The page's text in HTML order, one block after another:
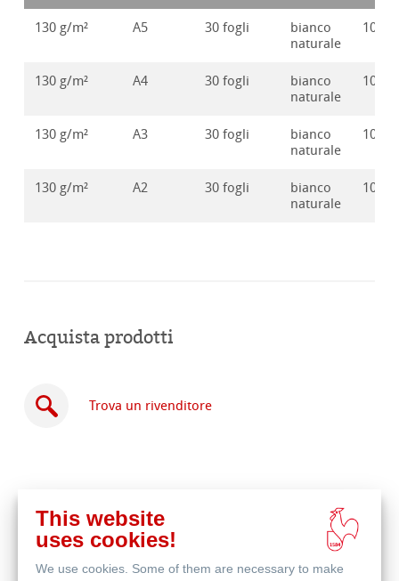
130 g/m² A5 30 fogli
bianco
naturale
130 g/m² A4 30 fogli
bianco
naturale
130 g/m² A3 30 fogli
bianco
naturale
130 g/m² A2 30 fogli
bianco
naturale
Acquista prodotti
Trova un rivenditore
Acquista
online
This website
uses cookies!
We use cookies. Some of them are necessary to make